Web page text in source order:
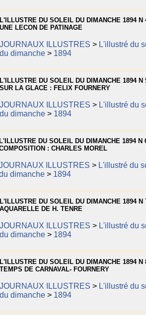
L'ILLUSTRE DU SOLEIL DU DIMANCHE 1894 N
UNE LECON DE PATINAGE
JOURNAUX ILLUSTRES > L'illustré du
du dimanche> 1894
L'ILLUSTRE DU SOLEIL DU DIMANCHE 1894 N
SUR LA GLACE : FELIX FOURNERY
JOURNAUX ILLUSTRES > L'illustré du
du dimanche> 1894
L'ILLUSTRE DU SOLEIL DU DIMANCHE 1894 N
: CHARLES MOREL
ILLUSTRES > L'illustré du
dimanche> 1894
L'ILLUSTRE DU SOLEIL DU DIMANCHE 1894 N
AQUARELLE DE H. TENRE
JOURNAUX ILLUSTRES > L'illustré du
du dimanche> 1894
L'ILLUSTRE DU SOLEIL DU DIMANCHE 1894 N
TEMPS DE CARNAVAL- FOURNERY
JOURNAUX ILLUSTRES > L'illustré du
du dimanche> 1894